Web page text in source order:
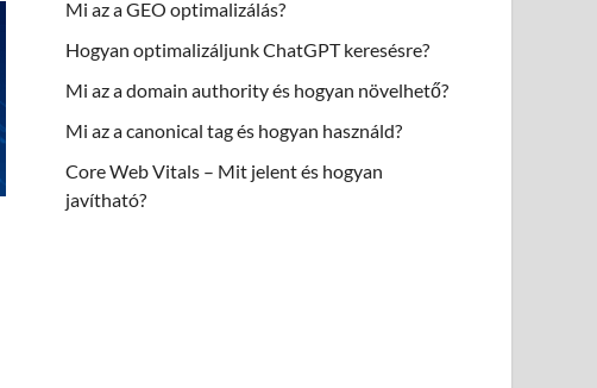
Mi az a GEO optimalizálás?
Hogyan optimalizáljunk ChatGPT keresésre?
Mi az a domain authority és hogyan növelhető?
Mi az a canonical tag és hogyan használd?
Core Web Vitals – Mit jelent és hogyan
javítható?